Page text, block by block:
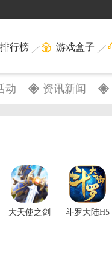
排行榜 游戏盒子
动 资讯新闻
大天使之剑 斗罗大陆H5